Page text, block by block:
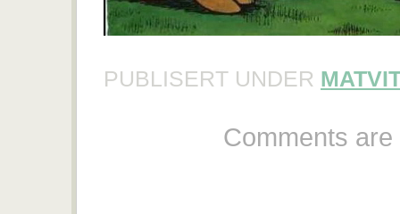
PUBLISERT UNDER
Comments